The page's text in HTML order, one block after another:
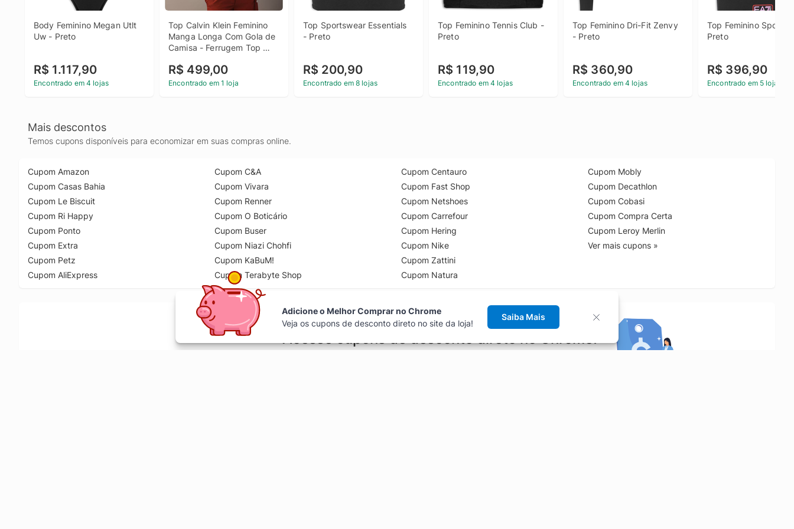
Body Feminino Megan Utlt
Uw - Preto
R$ 1.117,90
Encontrado em 4 lojas
Top Calvin Klein Feminino
Manga Longa Com Gola de
Camisa - Ferrugem Top
Manga Longa Com Gola de
Camisa Ferrugem 36
R$ 499,00
Encontrado em 1 loja
Top Sportswear Essentials
- Preto
R$ 200,90
Encontrado em 8 lojas
Top Feminino Tennis Club -
Preto
R$ 119,90
Encontrado em 4 lojas
Top Feminino Dri-Fit Zenvy
- Preto
R$ 360,90
Encontrado em 4 lojas
Top Feminino
Preto
R$ 396,90
Encontrado em 5 lojas
Mais descontos
Temos cupons disponíveis para economizar em suas compras online.
Cupom Amazon
Cupom Casas Bahia
Cupom Le Biscuit
Cupom Ri Happy
Cupom Ponto
Cupom Extra
Cupom Petz
Cupom AliExpress
Cupom C&A
Cupom Vivara
Cupom Renner
Cupom O Boticário
Cupom Buser
Cupom Niazi Chohfi
Cupom KaBuM!
Cupom Terabyte Shop
Cupom Centauro
Cupom Fast Shop
Cupom Netshoes
Cupom Carrefour
Cupom Hering
Cupom Nike
Cupom Zattini
Cupom Natura
Cupom Mobly
Cupom Decathlon
Cupom Cobasi
Cupom Compra Certa
Cupom Leroy Merlin
Ver mais cupons »
Acesse cupons de desconto direto no Chrome!
Adicione o Melhor Comprar no Chrome
Veja os cupons de desconto direto no site da loja!
Saiba Mais